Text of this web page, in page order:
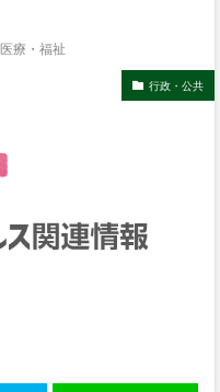
医療・福祉
行政・公共